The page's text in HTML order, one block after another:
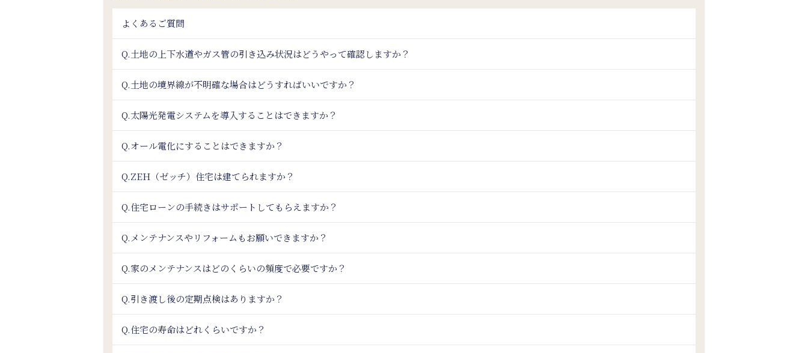
よくあるご質問
Q.土地の上下水道やガス管の引き込み状況はどうやって確認しますか？
Q.土地の境界線が不明確な場合はどうすればいいですか？
Q.太陽光発電システムを導入することはできますか？
Q.オール電化にすることはできますか？
Q.ZEH（ゼッチ）住宅は建てられますか？
Q.住宅ローンの手続きはサポートしてもらえますか？
Q.メンテナンスやリフォームもお願いできますか？
Q.家のメンテナンスはどのくらいの頻度で必要ですか？
Q.引き渡し後の定期点検はありますか？
Q.住宅の寿命はどれくらいですか？